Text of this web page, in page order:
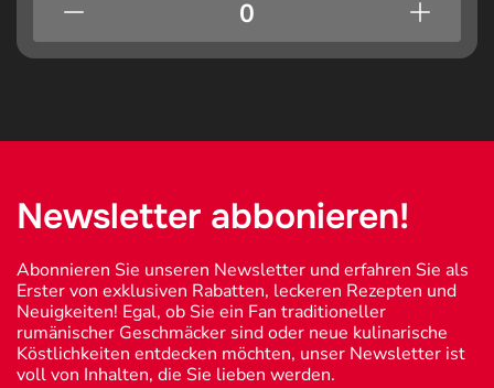
Newsletter abbonieren!
Abonnieren Sie unseren Newsletter und erfahren Sie als
Erster von exklusiven Rabatten, leckeren Rezepten und
Neuigkeiten! Egal, ob Sie ein Fan traditioneller
rumänischer Geschmäcker sind oder neue kulinarische
Köstlichkeiten entdecken möchten, unser Newsletter ist
voll von Inhalten, die Sie lieben werden.